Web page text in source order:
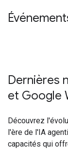
Dernières
et Google
Découvrez
l'ère de l'IA
capacités qui